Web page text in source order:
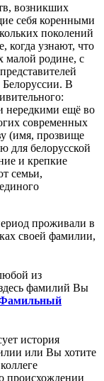
возникших
себя коренными
поколений
когда узнают, что
малой родине, с
В
нередкими ещё во
современных
(имя, прозвище
для белорусской
и крепкие
семьи,
проживали в
своей фамилии,
из
фамилий Вы
Фамильный
история
или Вы хотите
происхождении